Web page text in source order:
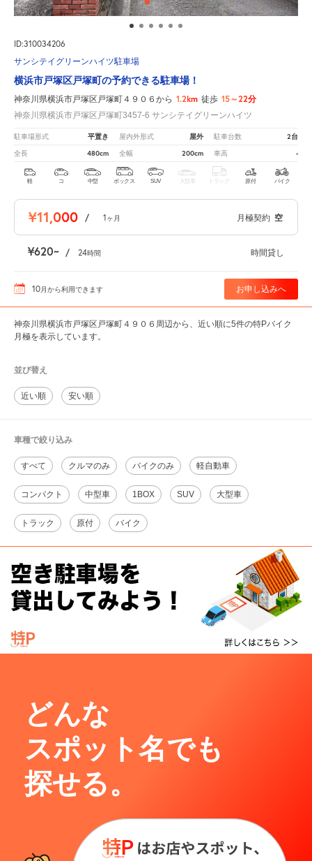
ID:310034206
サンシテイグリーンハイツ駐車場
横浜市戸塚区戸塚町の予約できる駐車場！
神奈川県横浜市戸塚区戸塚町４９０６から 1.2km 徒歩 15～22分
神奈川県横浜市戸塚区戸塚町3457-6 サンシテイグリーンハイツ
駐車場形式 平置き 屋内外形式 屋外 駐車台数 2台
全長 480cm 全幅 200cm 車高 -
軽 コ 中型 ボックス SUV 大型車 トラック 原付 バイク
¥11,000 / 1ヶ月 月極契約 空
¥620 / 24時間 時間貸し
10月から利用できます お申し込みへ
神奈川県横浜市戸塚区戸塚町４９０６周辺から、近い順に5件の特Pバイク
月極を表示しています。
並び替え
近い順 安い順
車種で絞り込み
すべて クルマのみ バイクのみ 軽自動車
コンパクト 中型車 1BOX SUV 大型車
トラック 原付 バイク
どんな
スポット名でも
探せる。